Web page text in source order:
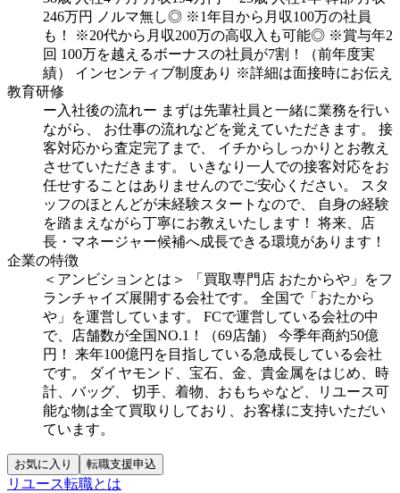
246万円
ノルマ無し◎ ※1年目から月収100万の社員
も！
※20代から月収200万の高収入も可能◎ ※賞与年2
回 100万を越えるボーナスの社員が7割！（前年度実
績）
インセンティブ制度あり ※詳細は面接時にお伝え
教育研修
ー入社後の流れー まずは先輩社員と一緒に業務を行い
ながら、
お仕事の流れなどを覚えていただきます。
接
客対応から査定完了まで、
イチからしっかりとお教え
させていただきます。
いきなり一人での接客対応をお
任せすることはありませんのでご安心ください。
スタ
ッフのほとんどが未経験スタートなので、
自身の経験
を踏まえながら丁寧にお教えいたします！
将来、店
長・マネージャー候補へ成長できる環境があります！
企業の特徴
＜アンビションとは＞
「買取専門店 おたからや」をフ
ランチャイズ展開する会社です。
全国で「おたから
や」を運営しています。
FCで運営している会社の中
で、店舗数が全国NO.1！（69店舗）
今季年商約50億
円！
来年100億円を目指している急成長している会社
です。
ダイヤモンド、宝石、金、貴金属をはじめ、時
計、バッグ、
切手、着物、おもちゃなど、リユース可
能な物は全て買取りしており、お客様に支持いただい
ています。
お気に入り 転職支援申込
リユース転職とは